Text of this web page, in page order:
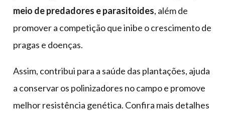
meio de predadores e parasitoides, além de
promover a competição que inibe o crescimento de
pragas e doenças.
Assim, contribui para a saúde das plantações, ajuda
a conservar os polinizadores no campo e promove
melhor resistência genética. Confira mais detalhes